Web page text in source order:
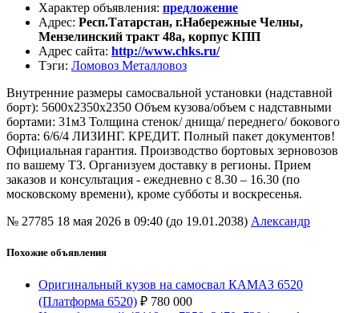
Характер объявления: предложение
Адрес: Респ.Татарстан, г.Набережные Челны,
Мензелинский тракт 48а, корпус КПП
Адрес сайта: http://www.chks.ru/
Тэги: Ломовоз Металловоз
Внутренние размеры самосвальной установки (надставной
борт): 5600х2350х2350 Объем кузова/объем с надставными
бортами: 31м3 Толщина стенок/ днища/ переднего/ бокового
борта: 6/6/4 ЛИЗИНГ. КРЕДИТ. Полный пакет документов!
Официальная гарантия. Производство бортовых зерновозов
по вашему ТЗ. Организуем доставку в регионы. Прием
заказов и консультация - ежедневно с 8.30 – 16.30 (по
московскому времени), кроме субботы и воскресенья.
№ 27785 18 мая 2026 в 09:40 (до 19.01.2038) Александр
Похожие объявления
Оригинальный кузов на самосвал КАМАЗ 6520
(Платформа 6520) ₽ 780 000